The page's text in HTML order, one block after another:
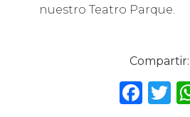
nuestro Teatro Parque.
Compartir:
F T